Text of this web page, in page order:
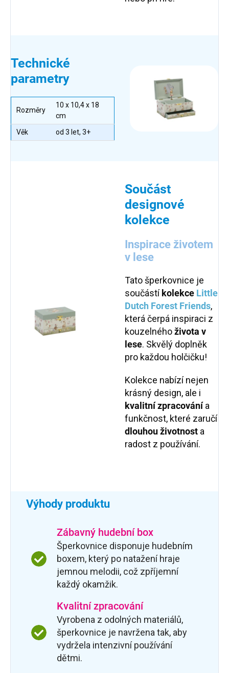
Technické
parametry
Rozměry
10 x 10,4 x 18
cm
Věk
od 3 let, 3+
Součást
designové
kolekce
Inspirace životem
v lese
Tato šperkovnice je
součástí kolekce Little
Dutch Forest Friends,
která čerpá inspiraci z
kouzelnéhoživota v
lese. Skvělý doplněk
pro každou holčičku!
Kolekce nabízí nejen
krásný design, ale i
kvalitní zpracovánía
funkčnost, které zaručí
dlouhou životnost a
radost z používání.
Výhody produktu
Zábavný hudební box
Šperkovnice disponuje hudebním
boxem, který po natažení hraje
jemnou melodii, což zpříjemní
každý okamžik.
Kvalitní zpracování
Vyrobena z odolných materiálů,
šperkovnice je navržena tak, aby
vydržela intenzivní používání
dětmi.